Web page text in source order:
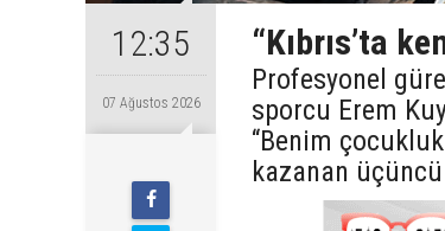
12:35
07 Ağustos 2026
“Kıbrıs’ta
Profesyonel
sporcu Erem
“Benim
kazanan